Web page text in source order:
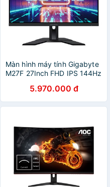
Màn hình máy tính Gigabyte
M27F 27Inch FHD IPS 144Hz
5.970.000 đ